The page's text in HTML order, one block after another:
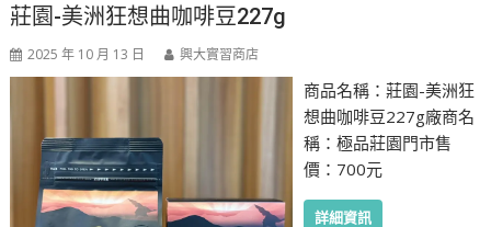
莊園-美洲狂想曲咖啡豆227g
2025 年 10 月 13 日 興大實習商店
商品名稱：莊園-美洲狂
想曲咖啡豆227g廠商名
稱：極品莊園門市售
價：700元
詳細資訊